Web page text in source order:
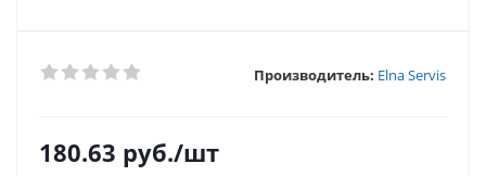
Производитель: Elna Servis
180.63 руб./шт